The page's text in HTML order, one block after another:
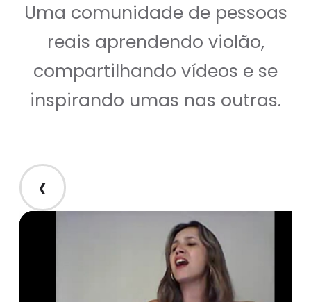
Uma comunidade de pessoas
reais aprendendo violão,
compartilhando vídeos e se
inspirando umas nas outras.
‹